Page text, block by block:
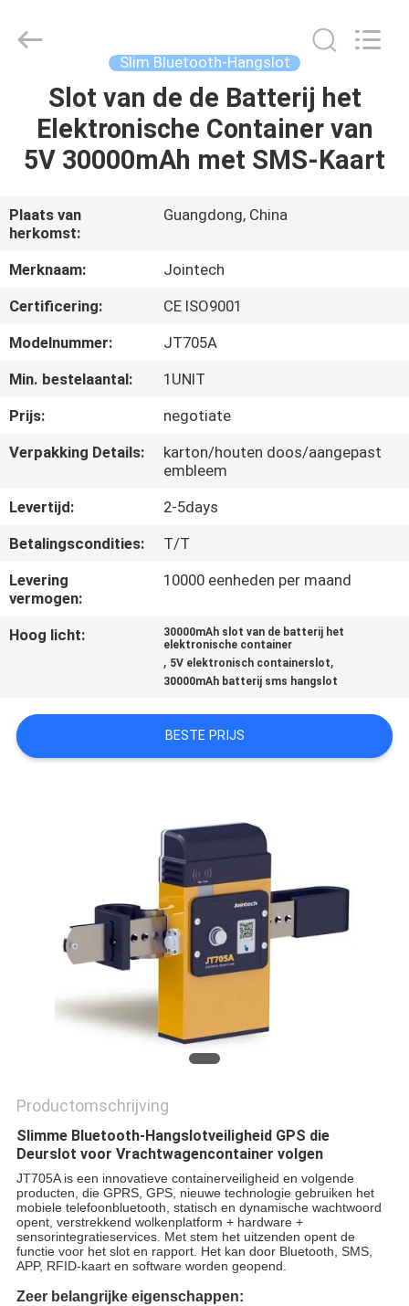
HUIS
PRODUCTEN
VR-
SHOW
ONGEVEER
ONS
FABRIEKSREIS
KWALITEITSCONTROLE
CONTACTEER
ONS
VERZOEK
OM EEN
SITEMAP
Technology
Slim Bluetooth-Hangslot
Slot van de de Batterij het
Elektronische Container van
5V 30000mAh met SMS-Kaart
Plaats van
herkomst:
Guangdong, China
Merknaam:
Jointech
Certificering:
CE ISO9001
Modelnummer:
JT705A
Min. bestelaantal:
1UNIT
Prijs:
negotiate
Verpakking Details:
karton/houten doos/aangepast
embleem
Levertijd:
2-5days
Betalingscondities:
T/T
Levering
vermogen:
10000 eenheden per maand
Hoog licht:
30000mAh slot van de batterij het
elektronische container
, 5V elektronisch containerslot,
30000mAh batterij sms hangslot
BESTE PRIJS
Productomschrijving
Slimme Bluetooth-Hangslotveiligheid GPS die
Deurslot voor Vrachtwagencontainer volgen
JT705A is een innovatieve containerveiligheid en volgende
producten, die GPRS, GPS, nieuwe technologie gebruiken het
mobiele telefoonbluetooth, statisch en dynamische wachtwoord
opent, verstrekkend wolkenplatform + hardware +
sensorintegratieservices. Met stem het uitzenden opent de
functie voor het slot en rapport. Het kan door Bluetooth, SMS,
APP, RFID-kaart en software worden geopend.
Zeer belangrijke eigenschappen: